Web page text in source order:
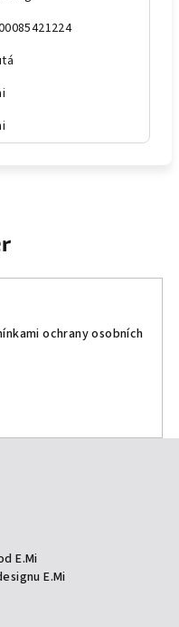
ochrany osobních
E.Mi
E.Mi